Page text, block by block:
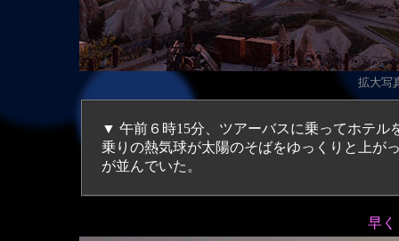
拡大写
▼ 午前６時15分、ツアーバスに乗ってホテル
乗りの熱気球が太陽のそばをゆっくりと上が
が並んでいた。
早